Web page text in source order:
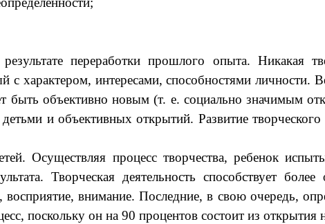
переработки прошлого опыта. Никакая
с характером, интересами, способностями
быть объективно новым (т. е. социально значимым
и объективных открытий. Развитие
Осуществляя процесс творчества, ребенок
Творческая деятельность способствует
внимание. Последние, в свою очередь,
поскольку он на 90 процентов состоит из открытия